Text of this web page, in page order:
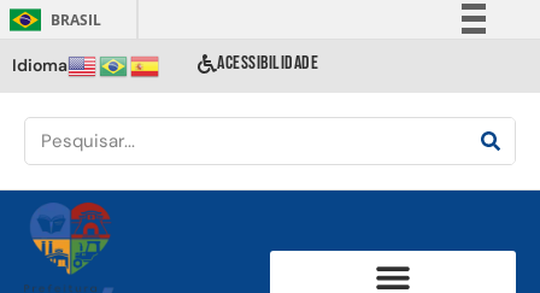
BRASIL
Comunica BR
Acesso à informação
Idioma ACESSIBILIDADE